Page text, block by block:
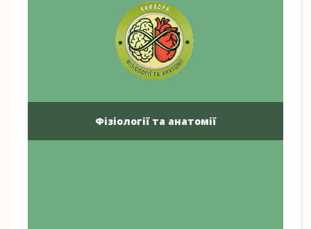
Фізіології та анатомії